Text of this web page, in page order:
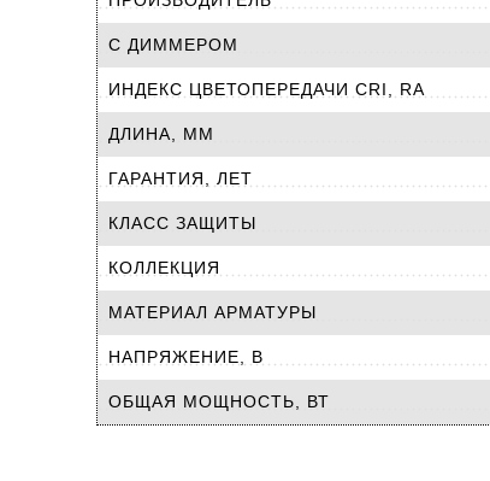
С ДИММЕРОМ
ИНДЕКС ЦВЕТОПЕРЕДАЧИ CRI, RA
ДЛИНА, ММ
ГАРАНТИЯ, ЛЕТ
КЛАСС ЗАЩИТЫ
КОЛЛЕКЦИЯ
МАТЕРИАЛ АРМАТУРЫ
НАПРЯЖЕНИЕ, В
ОБЩАЯ МОЩНОСТЬ, ВТ